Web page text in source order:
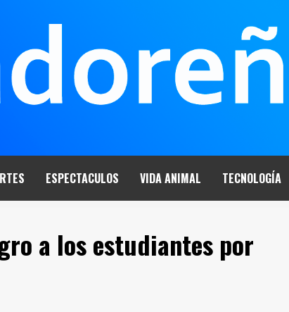
ESPECTACULOS VIDA ANIMAL TECNOLOGÍA
a los estudiantes por